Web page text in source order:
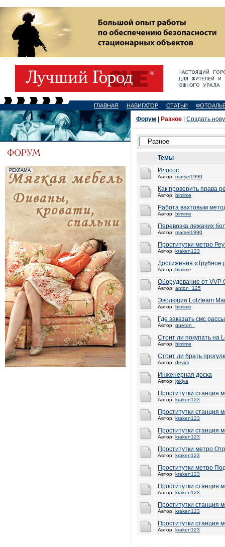
ГЛАВНАЯ НАВИГАТОР СТАТЬИ
Форум Разное Создать
Темы
Илосос
Автор: marsel1990
Как проверить права
Автор: bimime
Работа вахтовым
Автор: bimime
Перевозка лежачих
Автор: marsel1990
Проститутки метро
Автор: kraken123
Достижения «Трубное
Автор: bimime
Оборудование от VVP
Автор: anton_125
Эволюция Lolzteam
Автор: bimime
Где заказать смс
Автор: queton_
Стоит ли покупать на
Автор: bimime
Стоит ли брать
Автор: devidi
Инженерная доска
Автор: jokiya
Проститутки станция
Автор: kraken123
Проститутки станция
Автор: kraken123
Проститутки станция
Автор: kraken123
Проститутки метро
Автор: kraken123
Проститутки метро
Автор: kraken123
Проститутки станция
Автор: kraken123
Проститутки станция
Автор: kraken123
Проститутки станция
Автор: kraken123